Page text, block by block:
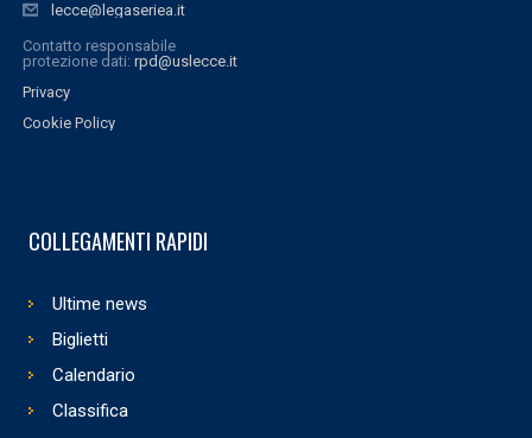
lecce@legaseriea.it
Contatto responsabile
protezione dati: rpd@uslecce.it
Privacy
Cookie Policy
COLLEGAMENTI RAPIDI
Ultime news
Biglietti
Calendario
Classifica